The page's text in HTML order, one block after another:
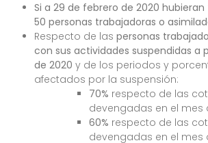
Si a 29 de febrero de 2020
50 personas trabajadoras o
Respecto de las personas
con sus actividades suspendidas a
de 2020 y de los periodos y
afectados por la suspensión:
70% respecto de las
devengadas en el mes
60% respecto de las
devengadas en el mes